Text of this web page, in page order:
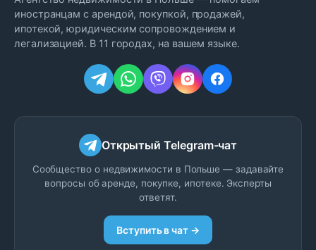
иностранцам с арендой, покупкой, продажей,
ипотекой, юридическим сопровождением и
легализацией. В 11 городах, на вашем языке.
Открытый Telegram-чат
Сообщество о недвижимости в Польше — задавайте
вопросы об аренде, покупке, ипотеке. Эксперты
ответят.
Вступить в чат →